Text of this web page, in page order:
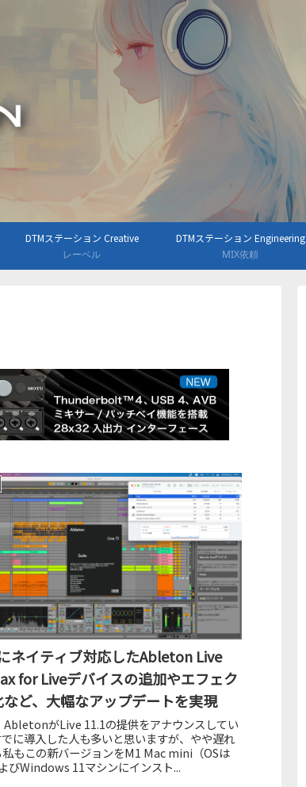
DTMステーション Creative
レーベル
DTMステーション Engineering
MIX依頼
ネイティブ対応したAbleton Live
for Liveデバイスの追加やエフェク
など、大幅なアップデートを実現
AbletonがLive 11.1の提供をアナウンスしてい
に導入した人も多いと思いますが、やや遅れ
もこの新バージョンをM1 Mac mini（OSは
びWindows 11マシンにインスト...